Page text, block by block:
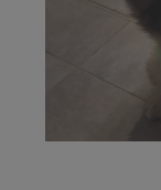
“
Appy est un petit